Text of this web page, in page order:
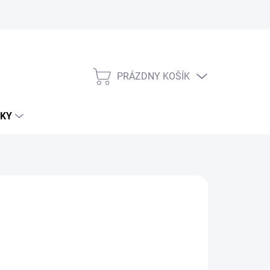
NÁKUPNÝ
PRÁZDNY KOŠÍK